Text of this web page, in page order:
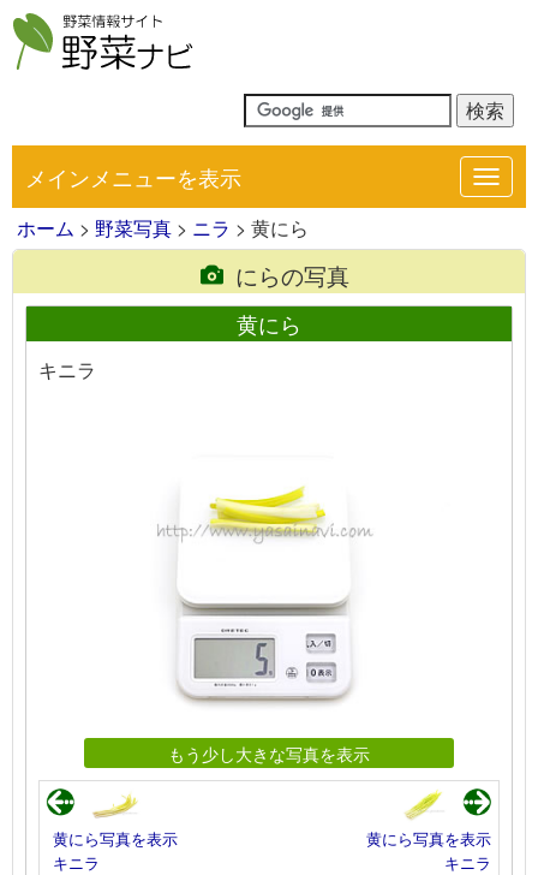
メインメニューを表示
ホーム > 野菜写真 > ニラ > 黄にら
にらの写真
黄にら
キニラ
もう少し大きな写真を表示
黄にら写真を表示
キニラ
黄にら写真を表示
キニラ